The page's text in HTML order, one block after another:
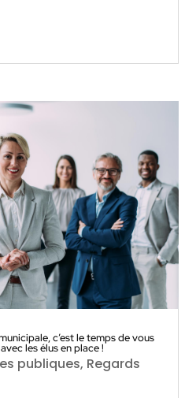
c’est le temps de vous
les élus en place !
publiques, Regards